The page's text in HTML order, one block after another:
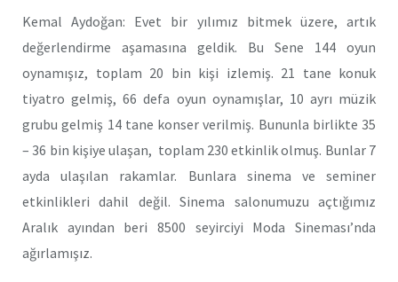
Kemal Aydoğan: Evet bir yılımız bitmek üzere, artık
değerlendirme aşamasına geldik. Bu Sene 144 oyun
oynamışız, toplam 20 bin kişi izlemiş. 21 tane konuk
tiyatro gelmiş, 66 defa oyun oynamışlar, 10 ayrı müzik
grubu gelmiş 14 tane konser verilmiş. Bununla birlikte 35
– 36 bin kişiye ulaşan, toplam 230 etkinlik olmuş. Bunlar 7
ayda ulaşılan rakamlar. Bunlara sinema ve seminer
etkinlikleri dahil değil. Sinema salonumuzu açtığımız
Aralık ayından beri 8500 seyirciyi Moda Sineması’nda
ağırlamışız.